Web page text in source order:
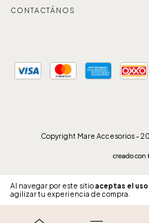
Al navegar por este sitioaceptas el
agilizar tu experiencia de compra.
CONTACTÁNOS
Copyright Mare Accesorios -